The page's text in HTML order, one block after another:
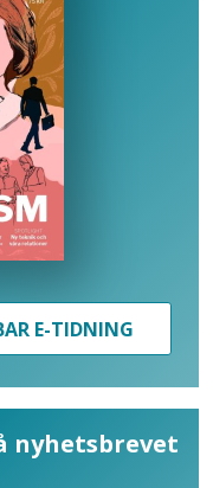
E-TIDNING
nyhetsbrevet